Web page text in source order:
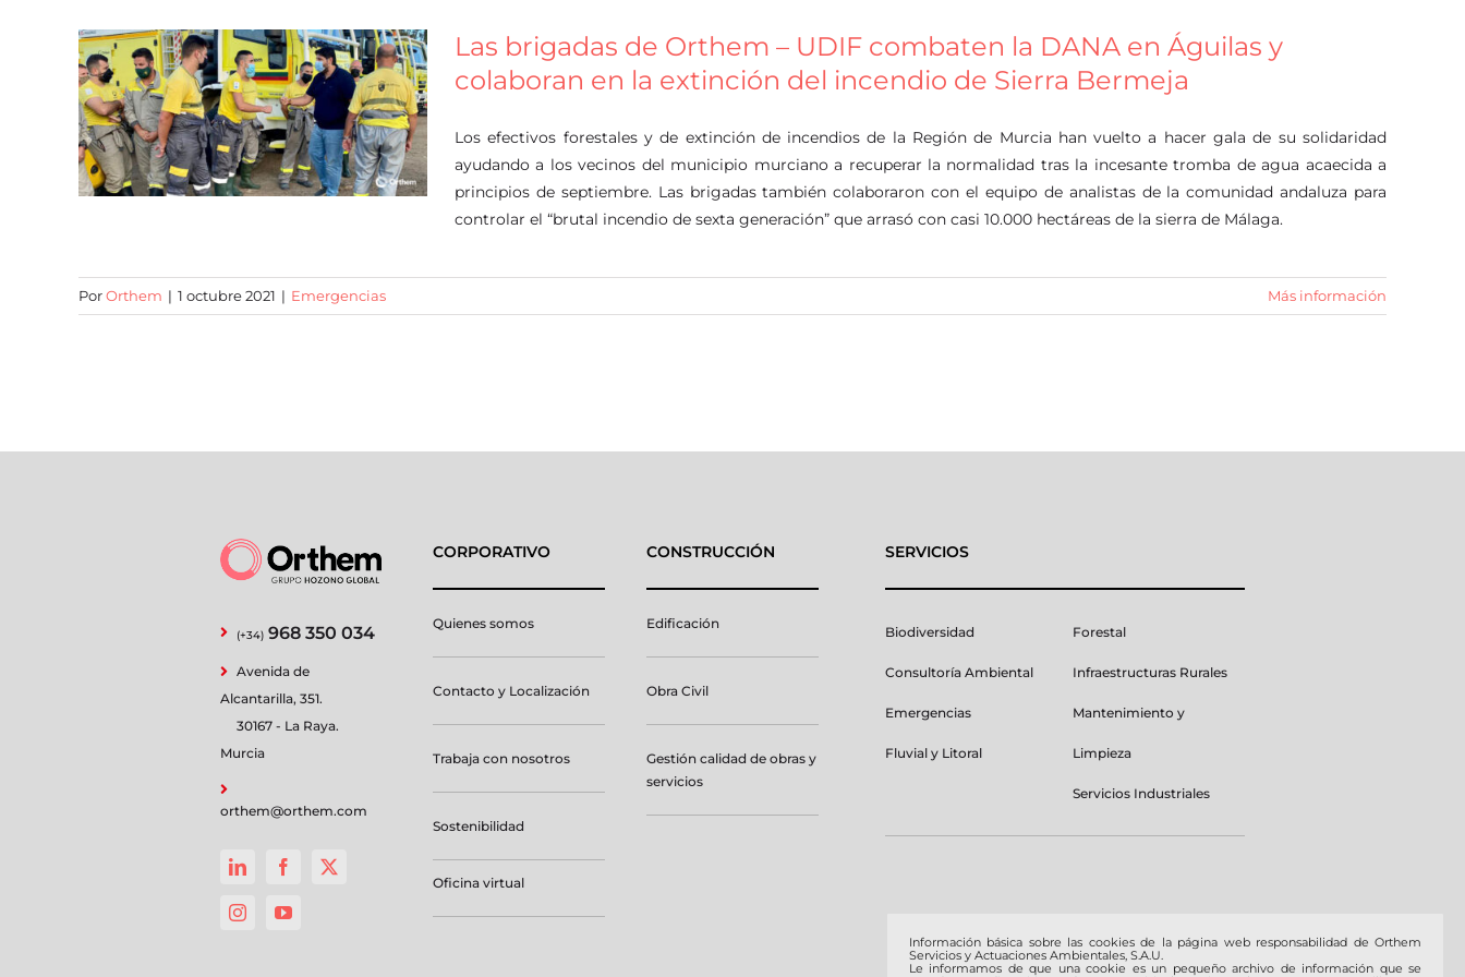
Las brigadas de Orthem – UDIF combaten la DANA en Águilas y
colaboran en la extinción del incendio de Sierra Bermeja
Los efectivos forestales y de extinción de incendios de la Región de Murcia han vuelto a hacer gala de su solidaridad
ayudando a los vecinos del municipio murciano a recuperar la normalidad tras la incesante tromba de agua acaecida a
principios de septiembre. Las brigadas también colaboraron con el equipo de analistas de la comunidad andaluza para
controlar el “brutal incendio de sexta generación” que arrasó con casi 10.000 hectáreas de la sierra de Málaga.
PorOrthem | 1 octubre 2021 | Emergencias Más información
(+34) 968 350 034
Avenida de
Alcantarilla, 351.
30167 - La Raya.
Murcia
orthem@orthem.com
CORPORATIVO
Quienes somos
Contacto y Localización
Trabaja con nosotros
Sostenibilidad
Oficina virtual
CONSTRUCCIÓN
Edificación
Obra Civil
Gestión calidad de obras y
servicios
SERVICIOS
Biodiversidad
Consultoría Ambiental
Emergencias
Fluvial y Litoral
Forestal
Infraestructuras Rurales
Mantenimiento y
Limpieza
Servicios Industriales
Información básica sobre las cookies de la página web responsabilidad de Orthem
Servicios y Actuaciones Ambientales, S.A.U.
Le informamos de que una cookie es un pequeño archivo de información que se